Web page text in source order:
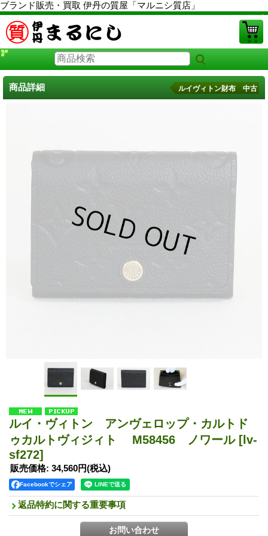
ブランド販売・買取 伊丹の質屋「マルニシ質店」
PCサイト
商品詳細 ルイヴィトン財布 中古
ルイ・ヴィトン アンヴェロップ・カルトド
ゥカルトヴィジィト M58456 ノワール [lv-
sf272]
販売価格: 34,560円(税込)
Facebookでシェア
返品特約に関する重要事項